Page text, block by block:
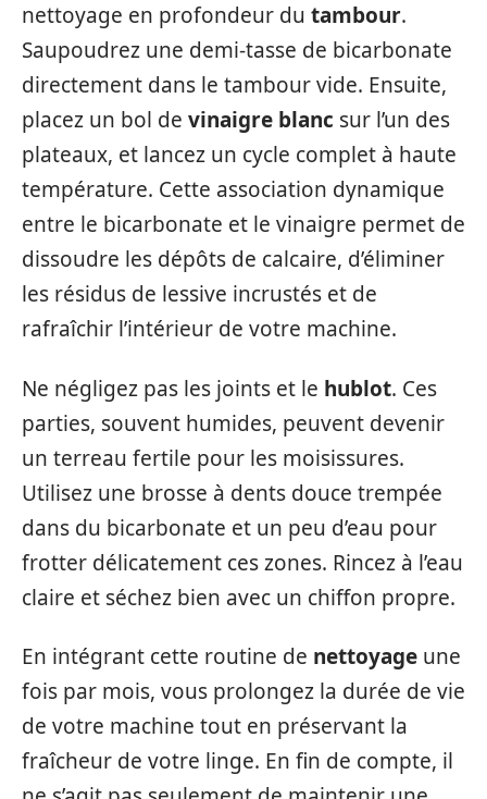
nettoyage en profondeur du tambour.
Saupoudrez une demi-tasse de bicarbonate
directement dans le tambour vide. Ensuite,
placez un bol de vinaigre blanc sur l’un des
plateaux, et lancez un cycle complet à haute
température. Cette association dynamique
entre le bicarbonate et le vinaigre permet de
dissoudre les dépôts de calcaire, d’éliminer
les résidus de lessive incrustés et de
rafraîchir l’intérieur de votre machine.
Ne négligez pas les joints et le hublot. Ces
parties, souvent humides, peuvent devenir
un terreau fertile pour les moisissures.
Utilisez une brosse à dents douce trempée
dans du bicarbonate et un peu d’eau pour
frotter délicatement ces zones. Rincez à l’eau
claire et séchez bien avec un chiffon propre.
En intégrant cette routine de nettoyage une
fois par mois, vous prolongez la durée de vie
de votre machine tout en préservant la
fraîcheur de votre linge. En fin de compte, il